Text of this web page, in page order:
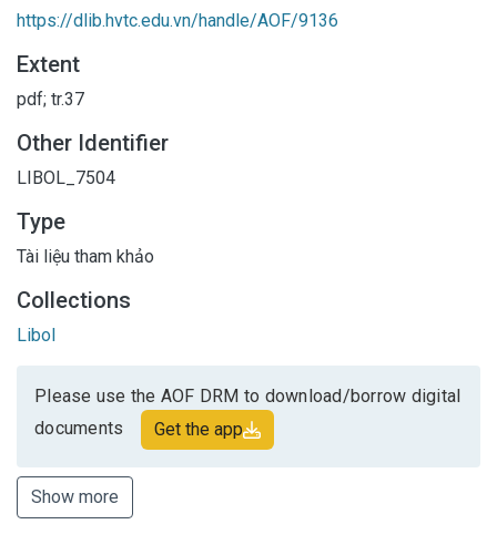
https://dlib.hvtc.edu.vn/handle/AOF/9136
Extent
pdf; tr.37
Other Identifier
LIBOL_7504
Type
Tài liệu tham khảo
Collections
Libol
Please use the AOF DRM to download/borrow digital
documents
Get the app
Show more